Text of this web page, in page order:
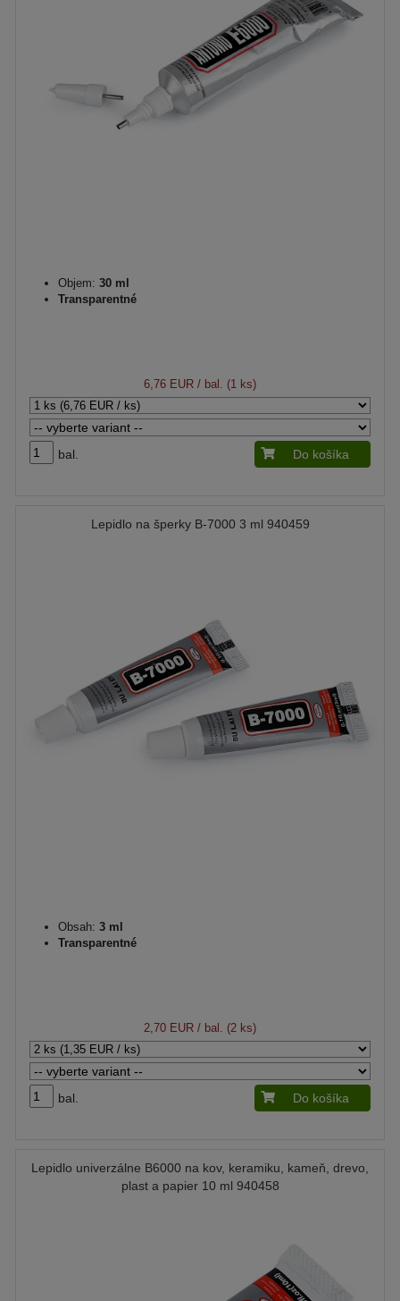
Objem: 30 ml
Transparentné
6,76 EUR / bal. (1 ks)
bal. Do košíka
Lepidlo na šperky B-7000 3 ml 940459
Obsah: 3 ml
Transparentné
2,70 EUR / bal. (2 ks)
bal. Do košíka
Lepidlo univerzálne B6000 na kov, keramiku, kameň, drevo,
plast a papier 10 ml 940458